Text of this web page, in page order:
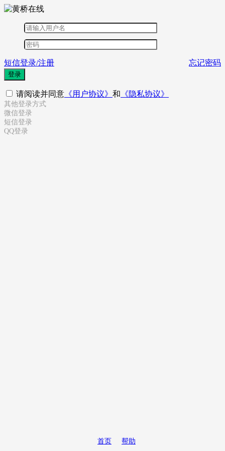
短信登录/注册 忘记密码
登录
请阅读并同意 《用户协议》 和 《隐私协议》
其他登录方式
微信登录
短信登录
QQ登录
首页 帮助